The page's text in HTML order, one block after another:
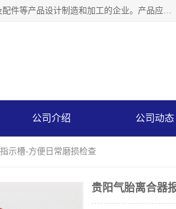
河南大林橡胶通信器材有限公司是一个专注于各种橡胶件、离合器及配件、泥浆泵及配件等产品设计制造和加工的企业。产品应用于矿山、冶金、石油、钢铁、化工、水泥、船舶、造纸、通用机械等各种大功率机械传动或制动装置。
公司介绍 公司动态
示槽-方便日常磨损检查
贵阳气胎离合器